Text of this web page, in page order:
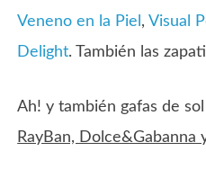
Veneno en la Piel ,Visual
Delight. También las
Ah! y también gafas de
RayBan, Dolce&Gabanna